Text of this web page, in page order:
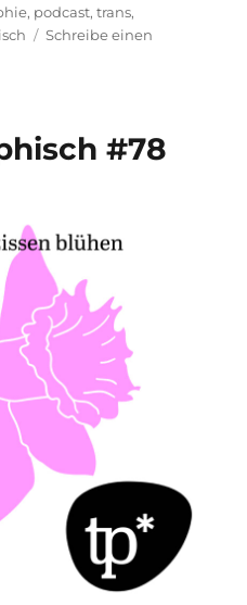
, podcast,trans,
Schreibe einen
#78